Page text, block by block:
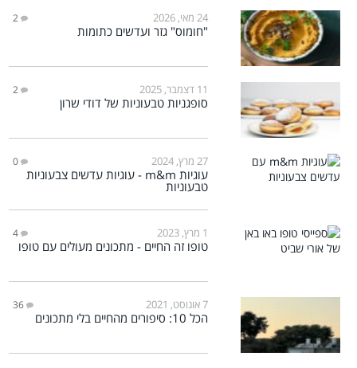
24 מאי, 2026 2
"חומוס" גזר ועדשים כתומות
11 דצמבר, 2025 2
סופגניות טבעוניות של דודי שרון
27 מרץ, 2024 0
עוגיות m&m - עוגיות עדשים צבעוניות
טבעוניות
1 מרץ, 2023 4
טופו זה החיים - מתכונים מעולים עם טופו
7 אוגוסט, 2021 36
הכל 10: סיפורים מהחיים בלי מתכונים